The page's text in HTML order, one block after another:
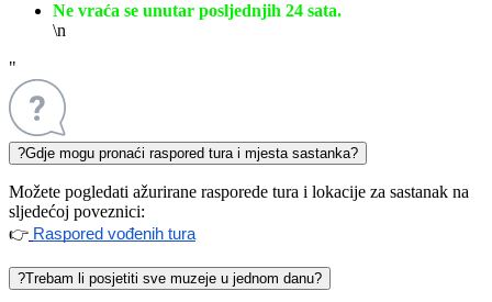
Ne vraća se unutar posljednjih 24 sata.
\n
"
?Gdje mogu pronaći raspored tura i mjesta sastanka?
Možete pogledati ažurirane rasporede tura i lokacije za sastanak na
sljedećoj poveznici:
👉 Raspored vođenih tura
?Trebam li posjetiti sve muzeje u jednom danu?